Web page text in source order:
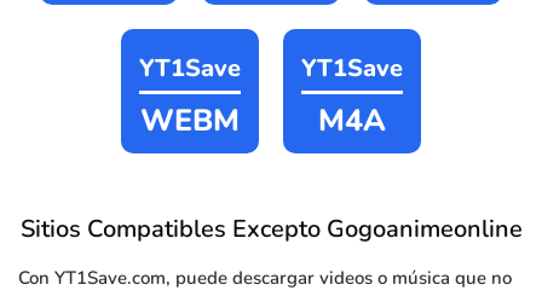
YT1Save
WEBM
YT1Save
M4A
Sitios Compatibles Excepto Gogoanimeonline
Con YT1Save.com, puede descargar videos o música que no